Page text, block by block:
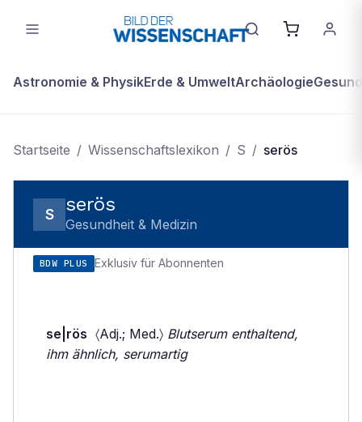
Astronomie & PhysikErde & UmweltArchäologie
Startseite / Wissenschaftslexikon / S / serös
S serös
Gesundheit & Medizin
BDW PLUS Exklusiv für Abonnenten
se|rös 〈Adj.; Med.〉 Blutserum enthaltend,
ihm ähnlich, serumartig